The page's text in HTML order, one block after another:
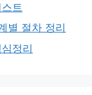
트
별 절차 정리
정리